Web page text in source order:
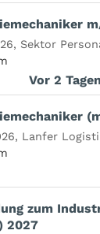
Sektor
Vor 2
Lanfer
zum
2027